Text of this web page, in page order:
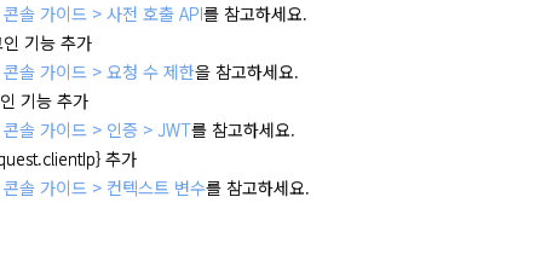
콘솔 가이드 > 사전 호출 API를 참고하세요.
기능 추가
콘솔 가이드 > 요청 수 제한을 참고하세요.
기능 추가
콘솔 가이드 > 인증 > JWT를 참고하세요.
추가
콘솔 가이드 > 컨텍스트 변수를 참고하세요.